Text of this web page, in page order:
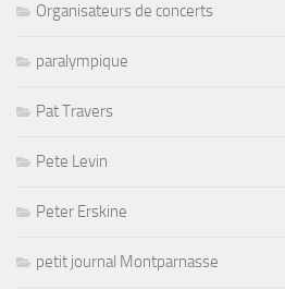
Organisateurs de concerts
paralympique
Pat Travers
Pete Levin
Peter Erskine
petit journal Montparnasse